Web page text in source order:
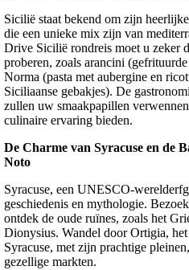
Sicilië staat bekend om zijn
die een unieke mix zijn van
Drive Sicilië rondreis moet u zeker
proberen, zoals arancini
Norma (pasta met aubergine en
Siciliaanse gebakjes). De
zullen uw smaakpapillen
culinaire ervaring bieden.
De Charme van Syracuse en de
Noto
Syracuse, een UNESCO-
geschiedenis en mythologie.
ontdek de oude ruïnes, zoals het
Dionysius. Wandel door Ortigia,
Syracuse, met zijn prachtige
gezellige markten.